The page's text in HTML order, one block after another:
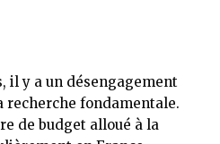
il y a un désengagement
recherche fondamentale.
de budget alloué à la